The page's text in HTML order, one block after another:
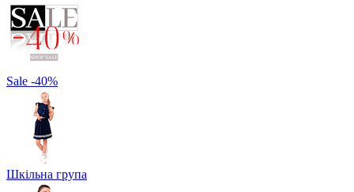
Sale -40%
Шкільна група